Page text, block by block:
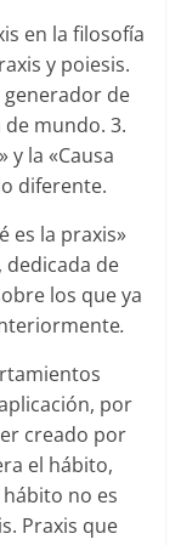
en la filosofía
y poiesis.
generador de
mundo. 3.
y la «Causa
diferente.
es la praxis»
dedicada de
los que ya
.
por
creado por
el hábito,
no es
Praxis que